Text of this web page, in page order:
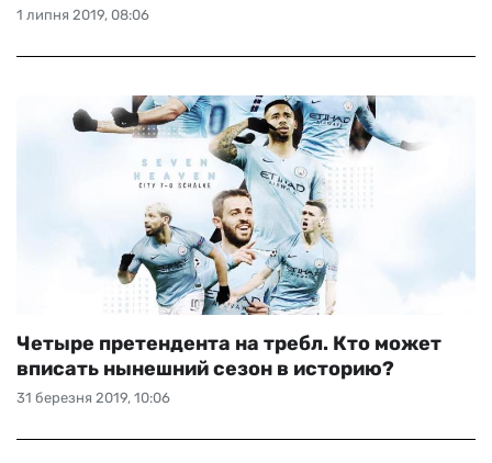
1 липня 2019, 08:06
31 березня 2019, 10:06
Четыре претендента на требл. Кто может
вписать нынешний сезон в историю?